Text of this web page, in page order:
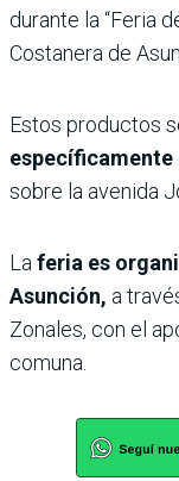
durante la “Feria
Costanera de
Estos productos
específicamente
sobre la avenida
La feria es
Asunción, a
Zonales, con el
comuna.